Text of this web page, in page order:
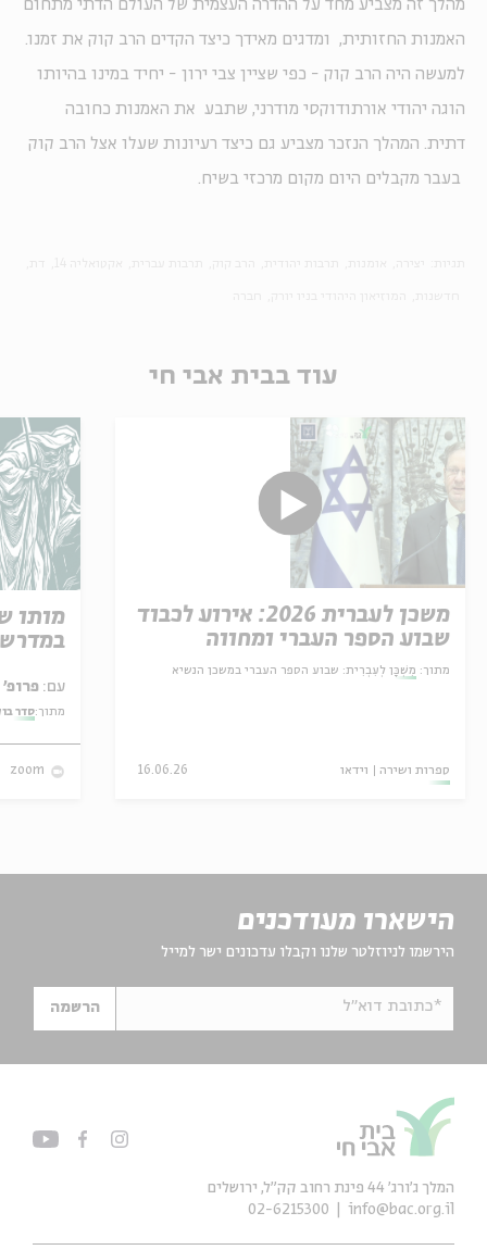
מהלך זה מצביע מחד על ההדרה העצמית של העולם הדתי מתחום
האמנות החזותית, ומדגים מאידך כיצד הקדים הרב קוק את זמנו.
למעשה היה הרב קוק - כפי שציין צבי ירון - יחיד במינו בהיותו
הוגה יהודי אורתודוקסי מודרני, שתבע את האמנות כחובה
דתית. המהלך הנזכר מצביע גם כיצד רעיונות שעלו אצל הרב קוק
בעבר מקבלים היום מקום מרכזי בשיח.
עוד בבית אבי חי
משכן לעברית 2026: אירוע לכבוד
שבוע הספר העברי ומחווה
למשורר שאול טשרניחובסקי
מתוך: מִשְׁכָּן לְעִבְרִית: שבוע הספר העברי במשכן הנשיא
ספרות ושירה וידאו 16.06.26
מותו
עם: פרופ' אביגדור שנאן
מתוך:סדר
zoom
הישארו מעודכנים
הירשמו לניוזלטר שלנו וקבלו עדכונים ישר למייל
*כתובת דוא"ל הרשמה
המלך ג'ורג' 44 פינת רחוב קק״ל, ירושלים
info@bac.org.il
02-6215300